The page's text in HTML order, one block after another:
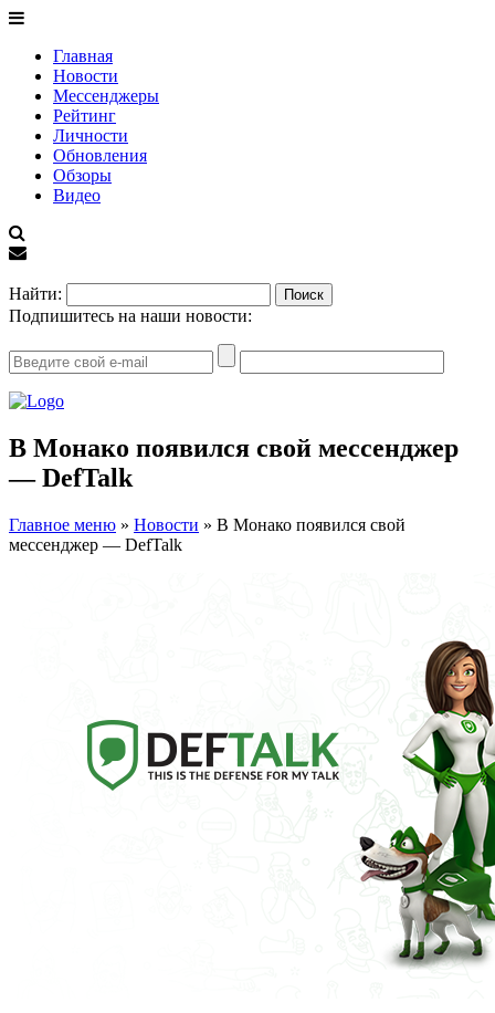
Главная
Новости
Мессенджеры
Рейтинг
Личности
Обновления
Обзоры
Видео
Найти:
Подпишитесь на наши новости:
В Монако появился свой мессенджер
— DefTalk
Главное меню » Новости » В Монако появился свой
мессенджер — DefTalk